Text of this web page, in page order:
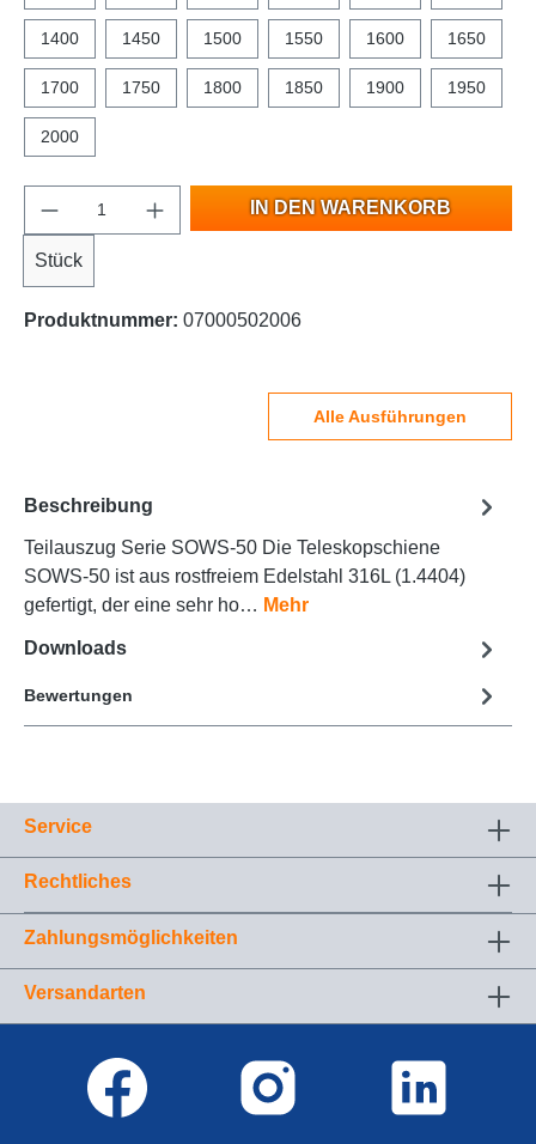
1400 1450 1500 1550 1600 1650
1700 1750 1800 1850 1900 1950
2000
Stück
IN DEN WARENKORB
Produktnummer: 07000502006
Alle Ausführungen
Beschreibung
Teilauszug Serie SOWS-50 Die Teleskopschiene
SOWS-50 ist aus rostfreiem Edelstahl 316L (1.4404)
gefertigt, der eine sehr ho… Mehr
Downloads
Bewertungen
Service
Rechtliches
Zahlungsmöglichkeiten
Versandarten